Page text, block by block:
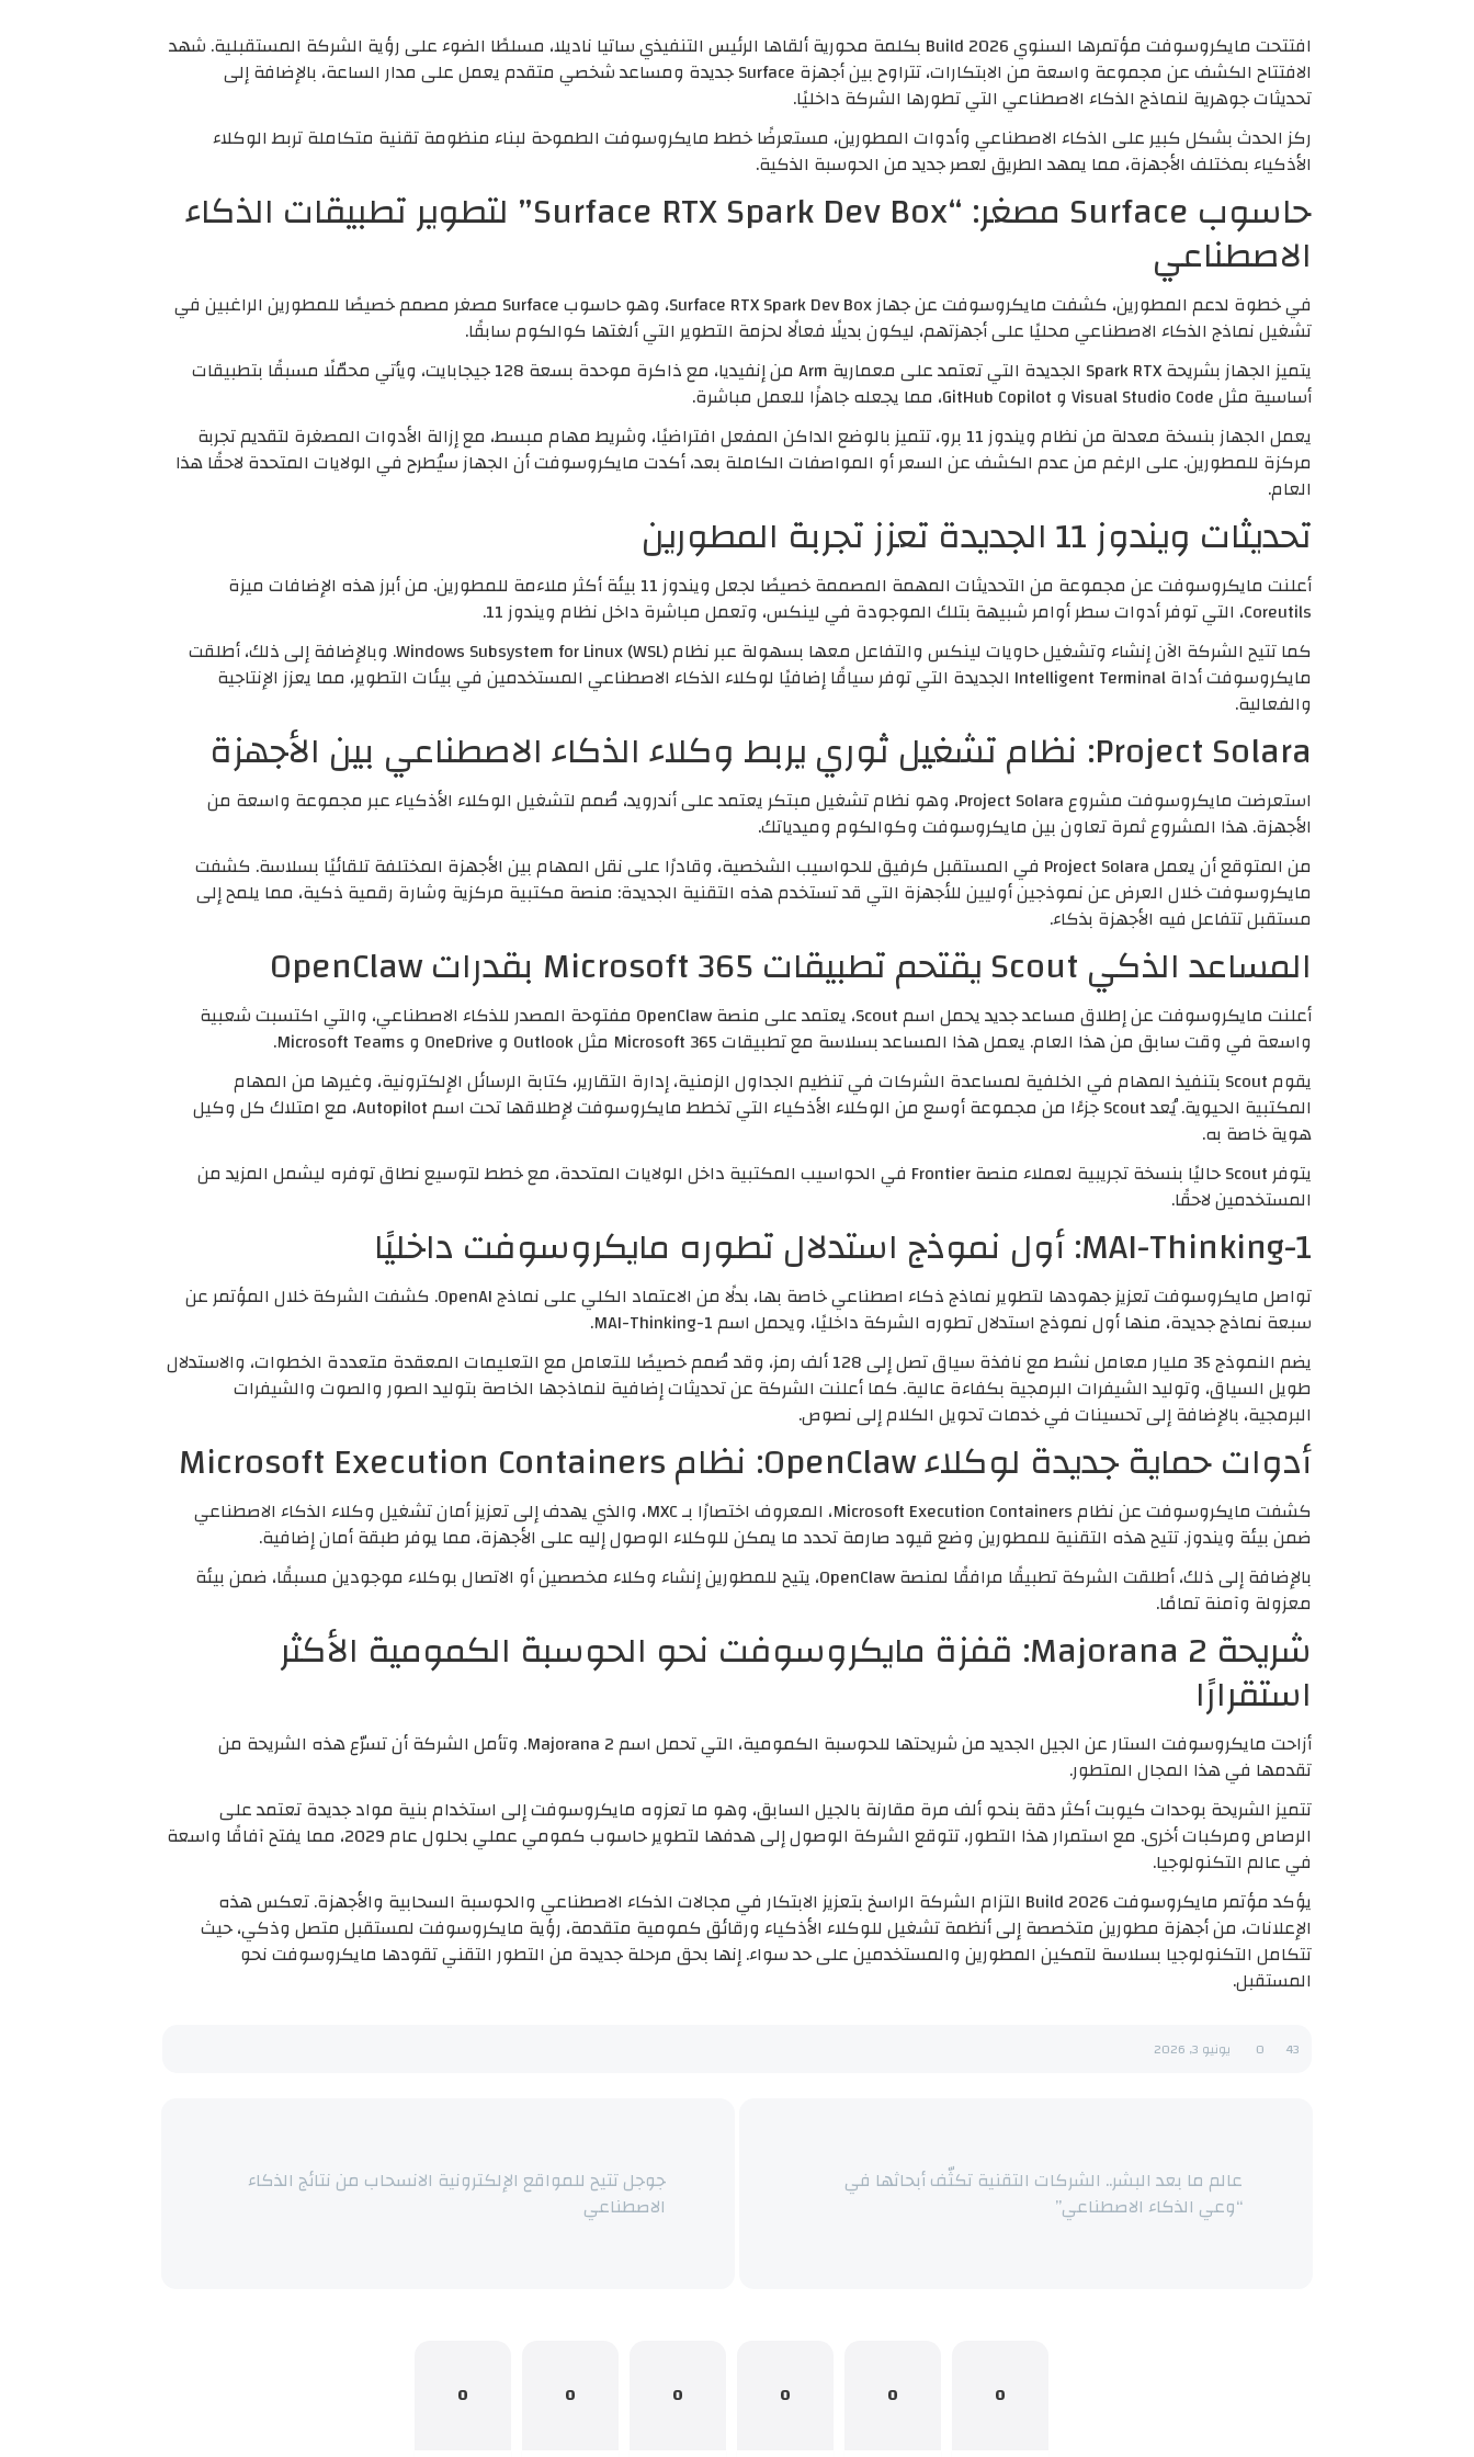
افتتحت مايكروسوفت مؤتمرها السنوي Build 2026 بكلمة محورية ألقاها الرئيس التنفيذي ساتيا ناديلا، مسلطًا الضوء على رؤية الشركة المستقبلية. شهد
الافتتاح الكشف عن مجموعة واسعة من الابتكارات، تتراوح بين أجهزة Surface جديدة ومساعد شخصي متقدم يعمل على مدار الساعة، بالإضافة إلى
تحديثات جوهرية لنماذج الذكاء الاصطناعي التي تطورها الشركة داخليًا.
ركز الحدث بشكل كبير على الذكاء الاصطناعي وأدوات المطورين، مستعرضًا خطط مايكروسوفت الطموحة لبناء منظومة تقنية متكاملة تربط الوكلاء
الأذكياء بمختلف الأجهزة، مما يمهد الطريق لعصر جديد من الحوسبة الذكية.
حاسوب Surface مصغر: “Surface RTX Spark Dev Box” لتطوير تطبيقات الذكاء
الاصطناعي
في خطوة لدعم المطورين، كشفت مايكروسوفت عن جهاز Surface RTX Spark Dev Box، وهو حاسوب Surface مصغر مصمم خصيصًا للمطورين الراغبين في
تشغيل نماذج الذكاء الاصطناعي محليًا على أجهزتهم، ليكون بديلًا فعالًا لحزمة التطوير التي ألغتها كوالكوم سابقًا.
يتميز الجهاز بشريحة Spark RTX الجديدة التي تعتمد على معمارية Arm من إنفيديا، مع ذاكرة موحدة بسعة 128 جيجابايت، ويأتي محمّلًا مسبقًا بتطبيقات
أساسية مثل Visual Studio Code و GitHub Copilot، مما يجعله جاهزًا للعمل مباشرة.
يعمل الجهاز بنسخة معدلة من نظام ويندوز 11 برو، تتميز بالوضع الداكن المفعل افتراضيًا، وشريط مهام مبسط، مع إزالة الأدوات المصغرة لتقديم تجربة
مركزة للمطورين. على الرغم من عدم الكشف عن السعر أو المواصفات الكاملة بعد، أكدت مايكروسوفت أن الجهاز سيُطرح في الولايات المتحدة لاحقًا هذا
العام.
تحديثات ويندوز 11 الجديدة تعزز تجربة المطورين
أعلنت مايكروسوفت عن مجموعة من التحديثات المهمة المصممة خصيصًا لجعل ويندوز 11 بيئة أكثر ملاءمة للمطورين. من أبرز هذه الإضافات ميزة
Coreutils، التي توفر أدوات سطر أوامر شبيهة بتلك الموجودة في لينكس، وتعمل مباشرة داخل نظام ويندوز 11.
كما تتيح الشركة الآن إنشاء وتشغيل حاويات لينكس والتفاعل معها بسهولة عبر نظام Windows Subsystem for Linux (WSL). وبالإضافة إلى ذلك، أطلقت
مايكروسوفت أداة Intelligent Terminal الجديدة التي توفر سياقًا إضافيًا لوكلاء الذكاء الاصطناعي المستخدمين في بيئات التطوير، مما يعزز الإنتاجية
والفعالية.
Project Solara: نظام تشغيل ثوري يربط وكلاء الذكاء الاصطناعي بين الأجهزة
استعرضت مايكروسوفت مشروع Project Solara، وهو نظام تشغيل مبتكر يعتمد على أندرويد، صُمم لتشغيل الوكلاء الأذكياء عبر مجموعة واسعة من
الأجهزة. هذا المشروع ثمرة تعاون بين مايكروسوفت وكوالكوم وميدياتك.
من المتوقع أن يعمل Project Solara في المستقبل كرفيق للحواسيب الشخصية، وقادرًا على نقل المهام بين الأجهزة المختلفة تلقائيًا بسلاسة. كشفت
مايكروسوفت خلال العرض عن نموذجين أوليين للأجهزة التي قد تستخدم هذه التقنية الجديدة: منصة مكتبية مركزية وشارة رقمية ذكية، مما يلمح إلى
مستقبل تتفاعل فيه الأجهزة بذكاء.
المساعد الذكي Scout يقتحم تطبيقات Microsoft 365 بقدرات OpenClaw
أعلنت مايكروسوفت عن إطلاق مساعد جديد يحمل اسم Scout، يعتمد على منصة OpenClaw مفتوحة المصدر للذكاء الاصطناعي، والتي اكتسبت شعبية
واسعة في وقت سابق من هذا العام. يعمل هذا المساعد بسلاسة مع تطبيقات Microsoft 365 مثل Outlook و OneDrive و Microsoft Teams.
يقوم Scout بتنفيذ المهام في الخلفية لمساعدة الشركات في تنظيم الجداول الزمنية، إدارة التقارير، كتابة الرسائل الإلكترونية، وغيرها من المهام
المكتبية الحيوية. يُعد Scout جزءًا من مجموعة أوسع من الوكلاء الأذكياء التي تخطط مايكروسوفت لإطلاقها تحت اسم Autopilot، مع امتلاك كل وكيل
هوية خاصة به.
يتوفر Scout حاليًا بنسخة تجريبية لعملاء منصة Frontier في الحواسيب المكتبية داخل الولايات المتحدة، مع خطط لتوسيع نطاق توفره ليشمل المزيد من
المستخدمين لاحقًا.
MAI-Thinking-1: أول نموذج استدلال تطوره مايكروسوفت داخليًا
تواصل مايكروسوفت تعزيز جهودها لتطوير نماذج ذكاء اصطناعي خاصة بها، بدلًا من الاعتماد الكلي على نماذج OpenAI. كشفت الشركة خلال المؤتمر عن
سبعة نماذج جديدة، منها أول نموذج استدلال تطوره الشركة داخليًا، ويحمل اسم MAI-Thinking-1.
يضم النموذج 35 مليار معامل نشط مع نافذة سياق تصل إلى 128 ألف رمز، وقد صُمم خصيصًا للتعامل مع التعليمات المعقدة متعددة الخطوات، والاستدلال
طويل السياق، وتوليد الشيفرات البرمجية بكفاءة عالية. كما أعلنت الشركة عن تحديثات إضافية لنماذجها الخاصة بتوليد الصور والصوت والشيفرات
البرمجية، بالإضافة إلى تحسينات في خدمات تحويل الكلام إلى نصوص.
أدوات حماية جديدة لوكلاء OpenClaw: نظام Microsoft Execution Containers
كشفت مايكروسوفت عن نظام Microsoft Execution Containers، المعروف اختصارًا بـ MXC، والذي يهدف إلى تعزيز أمان تشغيل وكلاء الذكاء الاصطناعي
ضمن بيئة ويندوز. تتيح هذه التقنية للمطورين وضع قيود صارمة تحدد ما يمكن للوكلاء الوصول إليه على الأجهزة، مما يوفر طبقة أمان إضافية.
بالإضافة إلى ذلك، أطلقت الشركة تطبيقًا مرافقًا لمنصة OpenClaw، يتيح للمطورين إنشاء وكلاء مخصصين أو الاتصال بوكلاء موجودين مسبقًا، ضمن بيئة
معزولة وآمنة تمامًا.
شريحة Majorana 2: قفزة مايكروسوفت نحو الحوسبة الكمومية الأكثر
استقرارًا
أزاحت مايكروسوفت الستار عن الجيل الجديد من شريحتها للحوسبة الكمومية، التي تحمل اسم Majorana 2. وتأمل الشركة أن تسرّع هذه الشريحة من
تقدمها في هذا المجال المتطور.
تتميز الشريحة بوحدات كيوبت أكثر دقة بنحو ألف مرة مقارنة بالجيل السابق، وهو ما تعزوه مايكروسوفت إلى استخدام بنية مواد جديدة تعتمد على
الرصاص ومركبات أخرى. مع استمرار هذا التطور، تتوقع الشركة الوصول إلى هدفها لتطوير حاسوب كمومي عملي بحلول عام 2029، مما يفتح آفاقًا واسعة
في عالم التكنولوجيا.
يؤكد مؤتمر مايكروسوفت Build 2026 التزام الشركة الراسخ بتعزيز الابتكار في مجالات الذكاء الاصطناعي والحوسبة السحابية والأجهزة. تعكس هذه
الإعلانات، من أجهزة مطورين متخصصة إلى أنظمة تشغيل للوكلاء الأذكياء ورقائق كمومية متقدمة، رؤية مايكروسوفت لمستقبل متصل وذكي، حيث
تتكامل التكنولوجيا بسلاسة لتمكين المطورين والمستخدمين على حد سواء. إنها بحق مرحلة جديدة من التطور التقني تقودها مايكروسوفت نحو
المستقبل.
43
0 يونيو 3, 2026
جوجل تتيح للمواقع الإلكترونية الانسحاب من نتائج الذكاء
الاصطناعي
عالم ما بعد البشر.. الشركات التقنية تكثّف أبحاثها في
“وعي الذكاء الاصطناعي”
0
0
0
0
0
0